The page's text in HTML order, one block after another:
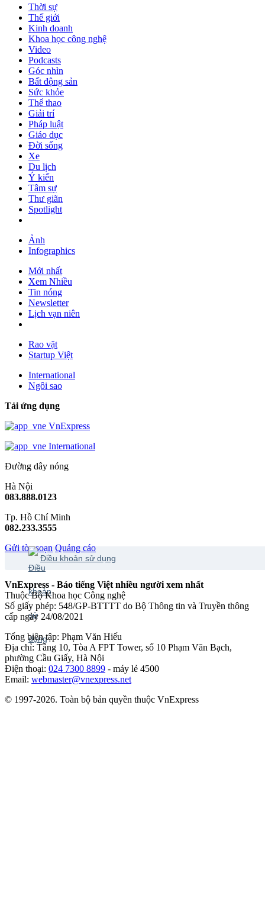
Thời sự
Thế giới
Kinh doanh
Khoa học công nghệ
Video
Podcasts
Góc nhìn
Bất động sản
Sức khỏe
Thể thao
Giải trí
Pháp luật
Giáo dục
Đời sống
Xe
Du lịch
Ý kiến
Tâm sự
Thư giãn
Spotlight
Ảnh
Infographics
Mới nhất
Xem Nhiều
Tin nóng
Newsletter
Lịch vạn niên
Rao vặt
Startup Việt
International
Ngôi sao
Tải ứng dụng
VnExpress
International
Đường dây nóng
Hà Nội
083.888.0123
Tp. Hồ Chí Minh
082.233.3555
Gửi tòa soạn Quảng cáo
Điều khoản sử dụng
VnExpress - Báo tiếng Việt nhiều người xem nhất
Thuộc Bộ Khoa học Công nghệ
Số giấy phép: 548/GP-BTTTT do Bộ Thông tin và Truyền thông
cấp ngày 24/08/2021
Tổng biên tập: Phạm Văn Hiếu
Địa chỉ: Tầng 10, Tòa A FPT Tower, số 10 Phạm Văn Bạch,
phường Cầu Giấy, Hà Nội
Điện thoại: 024 7300 8899 - máy lẻ 4500
Email: webmaster@vnexpress.net
© 1997-2026. Toàn bộ bản quyền thuộc VnExpress